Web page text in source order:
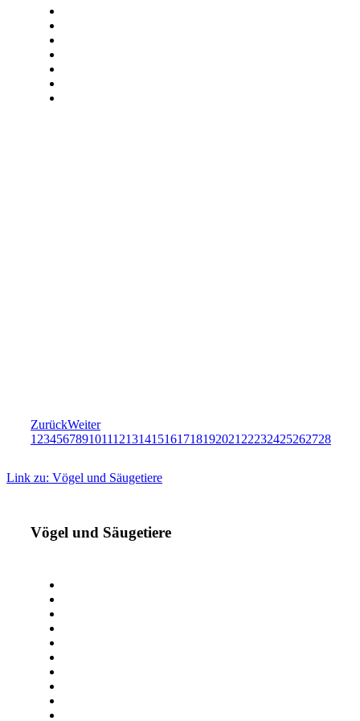
ZurückWeiter
1 23456789101112131415161718192021 22232425262728
Link zu: Vögel und Säugetiere
Vögel und Säugetiere